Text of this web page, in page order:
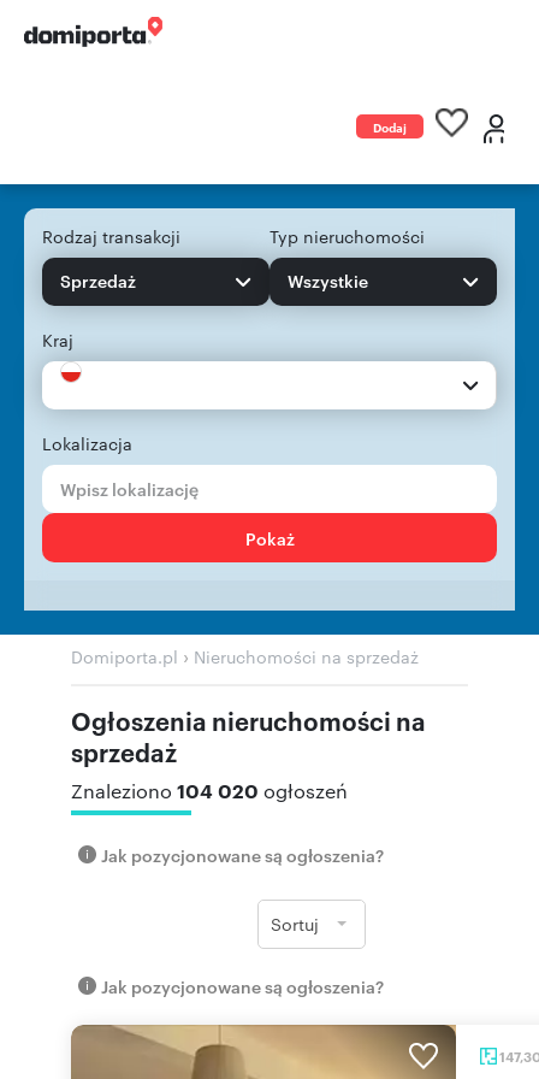
Dodaj
Rodzaj transakcji
Sprzedaż
Typ nieruchomości
Wszystkie
Kraj
Lokalizacja
Pokaż
Domiporta.pl › Nieruchomości na sprzedaż
Ogłoszenia nieruchomości na
sprzedaż
Znaleziono 104 020 ogłoszeń
Jak pozycjonowane są ogłoszenia?
Sortuj
Jak pozycjonowane są ogłoszenia?